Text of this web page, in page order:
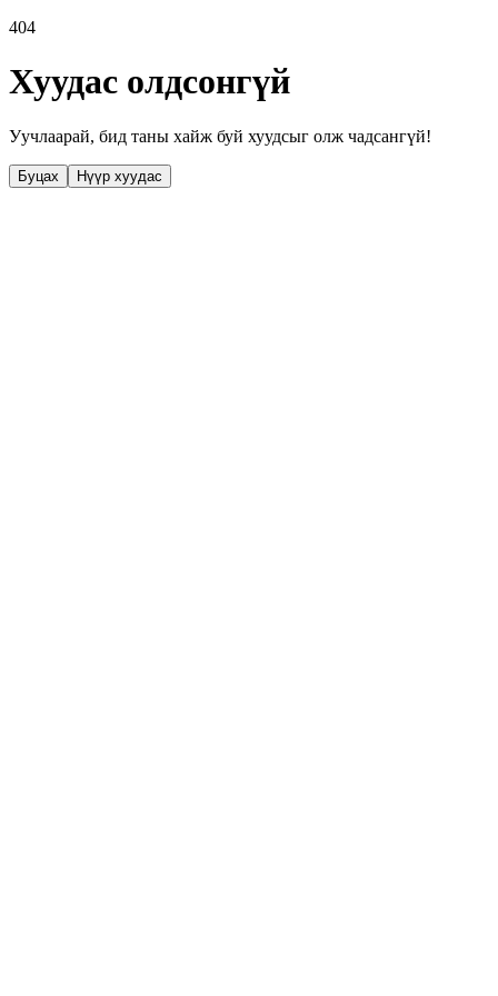
404
Хуудас олдсонгүй
Уучлаарай, бид таны хайж буй хуудсыг олж чадсангүй!
Буцах Нүүр хуудас